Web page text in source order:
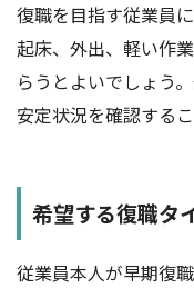
復職を目指す従業員
起床、外出、軽い作
らうとよいでしょう
安定状況を確認するこ
希望する復職タ
従業員本人が早期復